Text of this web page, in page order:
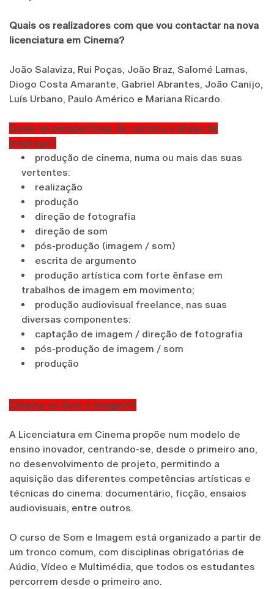
Quais os realizadores com que vou contactar na nova
licenciatura em Cinema?
João Salaviza, Rui Poças, João Braz, Salomé Lamas,
Diogo Costa Amarante, Gabriel Abrantes, João Canijo,
Luís Urbano, Paulo Américo e Mariana Ricardo.
Quais as perspectivas de carreira e áreas de
emprego?
produção de cinema, numa ou mais das suas
vertentes:
realização
produção
direção de fotografia
direção de som
pós-produção (imagem / som)
escrita de argumento
produção artística com forte ênfase em
trabalhos de imagem em movimento;
produção audiovisual freelance, nas suas
diversas componentes:
captação de imagem / direção de fotografia
pós-produção de imagem / som
produção
Cinema ou Som e Imagem?
A Licenciatura em Cinema propõe num modelo de
ensino inovador, centrando-se, desde o primeiro ano,
no desenvolvimento de projeto, permitindo a
aquisição das diferentes competências artísticas e
técnicas do cinema: documentário, ficção, ensaios
audiovisuais, entre outros.
O curso de Som e Imagem está organizado a partir de
um tronco comum, com disciplinas obrigatórias de
Aúdio, Vídeo e Multimédia, que todos os estudantes
percorrem desde o primeiro ano.